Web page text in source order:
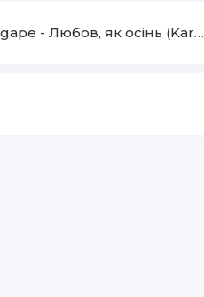
- Любов, як осiнь (Karmv Remix)